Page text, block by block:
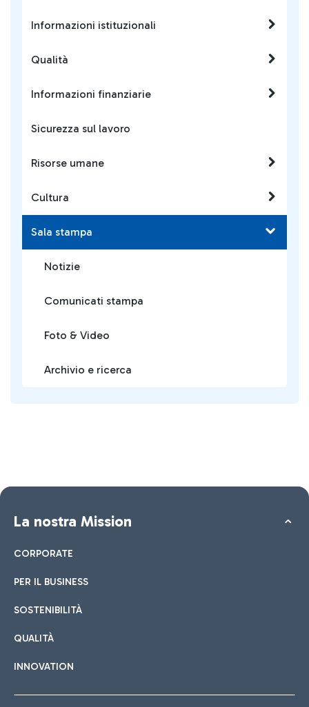
Informazioni istituzionali
Qualità
Informazioni finanziarie
Sicurezza sul lavoro
Risorse umane
Cultura
Sala stampa
Notizie
Comunicati stampa
Foto & Video
Archivio e ricerca
La nostra Mission
CORPORATE
PER IL BUSINESS
SOSTENIBILITÀ
QUALITÀ
INNOVATION